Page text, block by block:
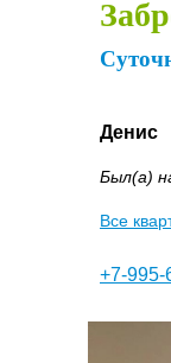
Денис
Был(а)
Все
+7-995-